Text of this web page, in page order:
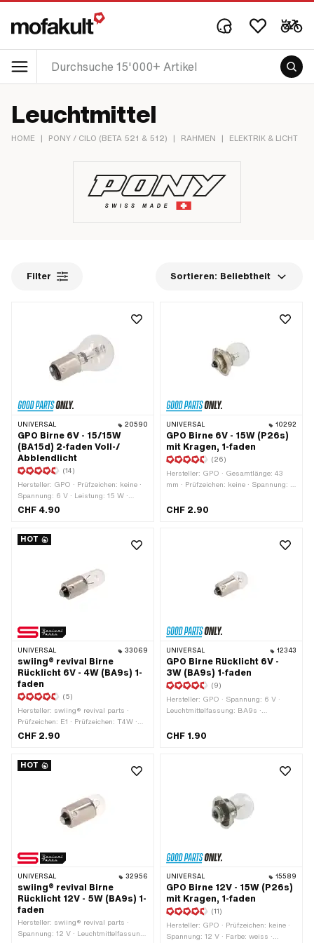
Leuchtmittel
HOME | PONY / CILO (BETA 521 & 512) | RAHMEN | ELEKTRIK & LICHT
Filter Sortieren: Beliebtheit
UNIVERSAL 20590
GPO Birne 6V - 15/15W
(BA15d) 2-faden Voll-/
Abblendlicht
(14)
Hersteller: GPO · Prüfzeichen: keine ·
Spannung: 6 V · Leistung: 15 W ·
Farbe: weiss · Gesamtlänge: 51 mm ·
mm · LED: Nein
CHF 4.90
UNIVERSAL 10292
GPO Birne 6V - 15W (P26s)
mit Kragen, 1-faden
(26)
Hersteller: GPO · Gesamtlänge: 43
mm · Prüfzeichen: keine · Spannung: 6
P26s · Ø Sockel: 26 mm · Leistung:
CHF 2.90
HOT
UNIVERSAL 33069
swiing® revival Birne
Rücklicht 6V - 4W (BA9s) 1-
faden
(5)
Hersteller: swiing® revival parts ·
Prüfzeichen: E1 · Prüfzeichen: T4W ·
Leuchtmittelfassung: BA9s ·
Gesamtlänge: 26 mm · Ø
CHF 2.90
UNIVERSAL 12343
GPO Birne Rücklicht 6V -
3W (BA9s) 1-faden
(9)
Hersteller: GPO · Spannung: 6 V ·
Leuchtmittelfassung: BA9s ·
Leistung: 3 W · Ø Sockel: 9 mm ·
CHF 1.90
HOT
UNIVERSAL 32956
swiing® revival Birne
Rücklicht 12V - 5W (BA9s) 1-
faden
Hersteller: swiing® revival parts ·
Spannung: 12 V · Leuchtmittelfassung:
UNIVERSAL 15589
GPO Birne 12V - 15W (P26s)
mit Kragen, 1-faden
(11)
Hersteller: GPO · Prüfzeichen: keine ·
Spannung: 12 V · Farbe: weiss ·